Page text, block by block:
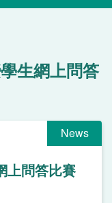
生網上問答
News
上問答比賽